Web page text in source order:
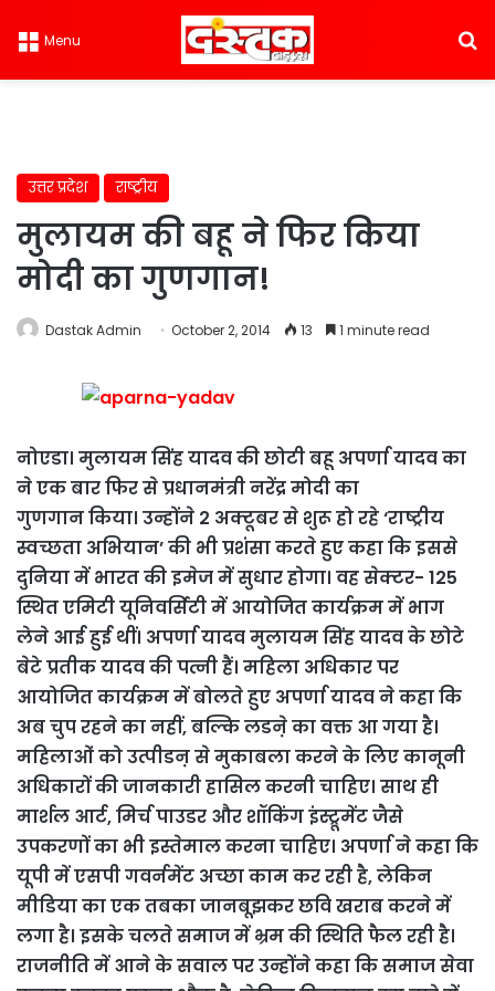
Menu
उत्तर प्रदेश राष्ट्रीय
मुलायम की बहू ने फिर किया
मोदी का गुणगान!
Dastak Admin October 2, 2014 13 1 minute read
नोएडा। मुलायम सिंह यादव की छोटी बहू अपर्णा यादव का
ने एक बार फिर से प्रधानमंत्री नरेंद्र मोदी का
गुणगान किया। उन्होंने 2 अक्टूबर से शुरू हो रहे ‘राष्ट्रीय
स्वच्छता अभियान’ की भी प्रशंसा करते हुए कहा कि इससे
दुनिया में भारत की इमेज में सुधार होगा। वह सेक्टर- 125
स्थित एमिटी यूनिवर्सिटी में आयोजित कार्यक्रम में भाग
लेने आई हुई थीं। अपर्णा यादव मुलायम सिंह यादव के छोटे
बेटे प्रतीक यादव की पत्नी हैं। महिला अधिकार पर
आयोजित कार्यक्रम में बोलते हुए अपर्णा यादव ने कहा कि
अब चुप रहने का नहीं, बल्कि लडऩे का वक्त आ गया है।
महिलाओं को उत्पीडऩ से मुकाबला करने के लिए कानूनी
अधिकारों की जानकारी हासिल करनी चाहिए। साथ ही
मार्शल आर्ट, मिर्च पाउडर और शॉकिंग इंस्ट्रूमेंट जैसे
उपकरणों का भी इस्तेमाल करना चाहिए। अपर्णा ने कहा कि
यूपी में एसपी गवर्नमेंट अच्छा काम कर रही है, लेकिन
मीडिया का एक तबका जानबूझकर छवि खराब करने में
लगा है। इसके चलते समाज में भ्रम की स्थिति फैल रही है।
राजनीति में आने के सवाल पर उन्होंने कहा कि समाज सेवा